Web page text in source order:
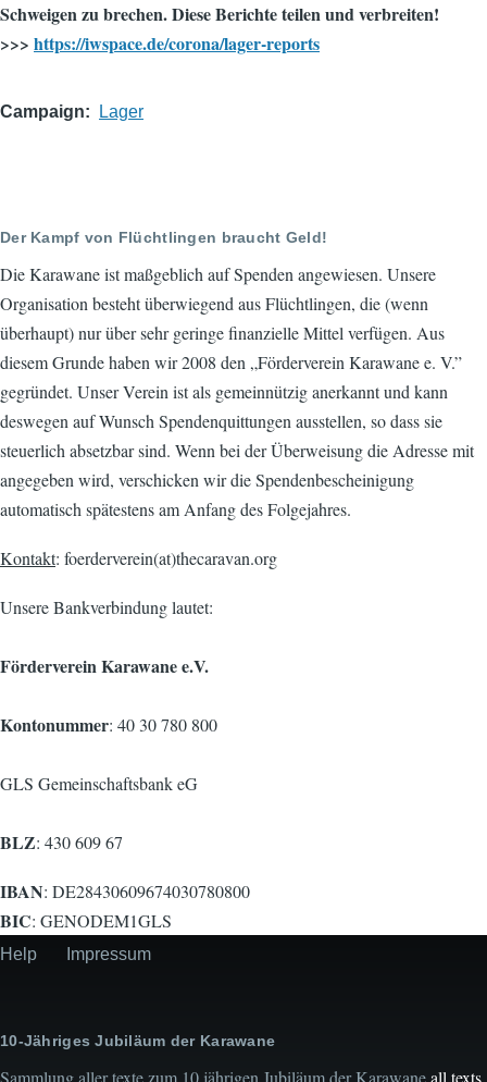
Schweigen zu brechen. Diese Berichte teilen und verbreiten!
>>> https://iwspace.de/corona/lager-reports
Campaign Lager
Der Kampf von Flüchtlingen braucht Geld!
Die Karawane ist maßgeblich auf Spenden angewiesen. Unsere
Organisation besteht überwiegend aus Flüchtlingen, die (wenn
überhaupt) nur über sehr geringe finanzielle Mittel verfügen. Aus
diesem Grunde haben wir 2008 den „Förderverein Karawane e. V.”
gegründet. Unser Verein ist als gemeinnützig anerkannt und kann
deswegen auf Wunsch Spendenquittungen ausstellen, so dass sie
steuerlich absetzbar sind. Wenn bei der Überweisung die Adresse mit
angegeben wird, verschicken wir die Spendenbescheinigung
automatisch spätestens am Anfang des Folgejahres.
Kontakt: foerderverein(at)thecaravan.org
Unsere Bankverbindung lautet:
Förderverein Karawane e.V.
Kontonummer: 40 30 780 800
GLS Gemeinschaftsbank eG
BLZ: 430 609 67
IBAN: DE28430609674030780800
BIC: GENODEM1GLS
Secondary
Help Impressum
10-Jähriges Jubiläum der Karawane